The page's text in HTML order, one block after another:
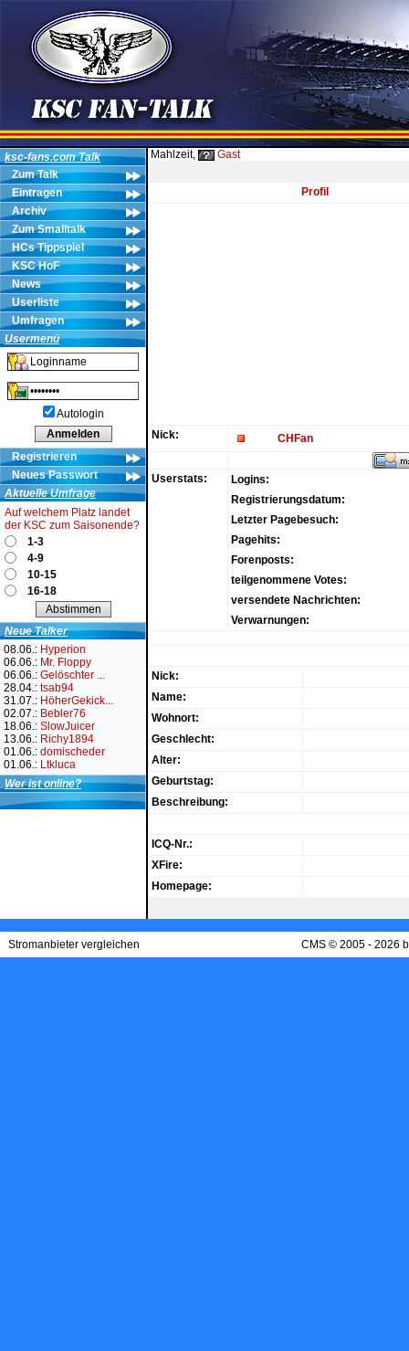
ksc-fans.com Talk
Zum Talk
Eintragen
Archiv
Zum Smalltalk
HCs Tippspiel
KSC HoF
News
Userliste
Umfragen
Usermenü
Autologin
Registrieren
Neues Passwort
Aktuelle Umfrage
Auf welchem Platz landet
der KSC zum Saisonende?
1-3
4-9
10-15
16-18
Neue Talker
08.06.: Hyperion
06.06.: Mr. Floppy
06.06.: Gelöschter ...
28.04.: tsab94
31.07.: HöherGekick...
02.07.: Bebler76
18.06.: SlowJuicer
13.06.: Richy1894
01.06.: domischeder
01.06.: Ltkluca
Wer ist online?
Mahlzeit, Gast
Profil
Nick: CHFan
Userstats:
Logins:
Registrierungsdatum:
Letzter Pagebesuch:
Pagehits:
Forenposts:
teilgenommene Votes:
versendete Nachrichten:
Verwarnungen:
Nick:
Name:
Wohnort:
Geschlecht:
Alter:
Geburtstag:
Beschreibung:
ICQ-Nr.:
XFire:
Homepage:
Stromanbieter vergleichen CMS © 2005 - 2026